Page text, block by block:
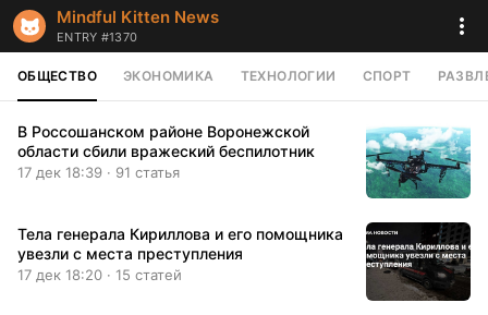
Mindful Kitten News
ENTRY #1370
ОБЩЕСТВО ЭКОНОМИКА ТЕХНОЛОГИИ СПОРТ
В Россошанском районе Воронежской
области сбили вражеский беспилотник
17 дек 18:39 · 91 статья
Тела генерала Кириллова и его помощника
увезли с места преступления
17 дек 18:20 · 15 статей